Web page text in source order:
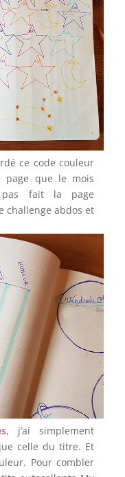
ce code couleur
page que le mois
pas fait la page
challenge abdos et
, j’ai simplement
celle du titre. Et
Pour combler